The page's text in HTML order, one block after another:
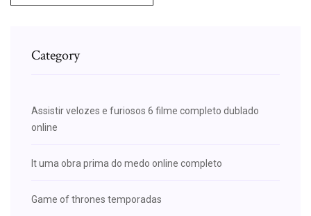
Category
Assistir velozes e furiosos 6 filme completo dublado
online
It uma obra prima do medo online completo
Game of thrones temporadas